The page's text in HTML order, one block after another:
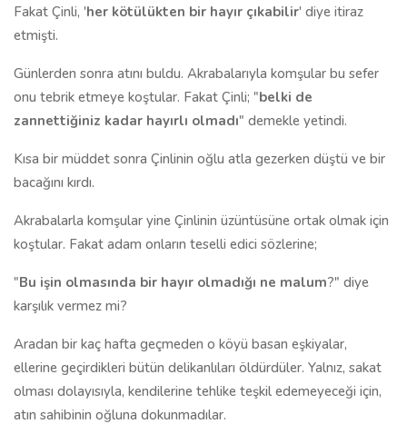
Fakat Çinli, 'her kötülükten bir hayır çıkabilir' diye itiraz
etmişti.
Günlerden sonra atını buldu. Akrabalarıyla komşular bu sefer
onu tebrik etmeye koştular. Fakat Çinli; "belki de
zannettiğiniz kadar hayırlı olmadı" demekle yetindi.
Kısa bir müddet sonra Çinlinin oğlu atla gezerken düştü ve bir
bacağını kırdı.
Akrabalarla komşular yine Çinlinin üzüntüsüne ortak olmak için
koştular. Fakat adam onların teselli edici sözlerine;
"Bu işin olmasında bir hayır olmadığı ne malum?" diye
karşılık vermez mi?
Aradan bir kaç hafta geçmeden o köyü basan eşkiyalar,
ellerine geçirdikleri bütün delikanlıları öldürdüler. Yalnız, sakat
olması dolayısıyla, kendilerine tehlike teşkil edemeyeceği için,
atın sahibinin oğluna dokunmadılar.